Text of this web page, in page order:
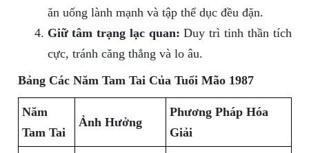
ăn uống lành mạnh và tập thể dục đều đặn.
Giữ tâm trạng lạc quan: Duy trì tinh thần tích
cực, tránh căng thẳng và lo âu.
Bảng Các Năm Tam Tai Của Tuổi Mão 1987
Năm
Tam Tai
Ảnh Hưởng
Phương Pháp Hóa
Giải